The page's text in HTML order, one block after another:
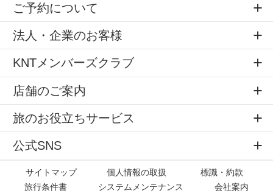
ご予約について
法人・企業のお客様
KNTメンバーズクラブ
店舗のご案内
旅のお役立ちサービス
公式SNS
サイトマップ 個人情報の取扱
標識・約款
旅行条件書
システムメンテナンス 会社案内